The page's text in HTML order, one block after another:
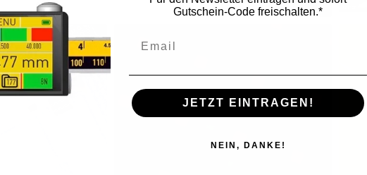
Gutschein-Code freischalten.*
JETZT EINTRAGEN!
NEIN, DANKE!